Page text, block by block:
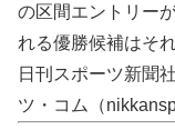
の区間エントリー
れる優勝候補はそ
日刊スポーツ新聞
ツ・コム（